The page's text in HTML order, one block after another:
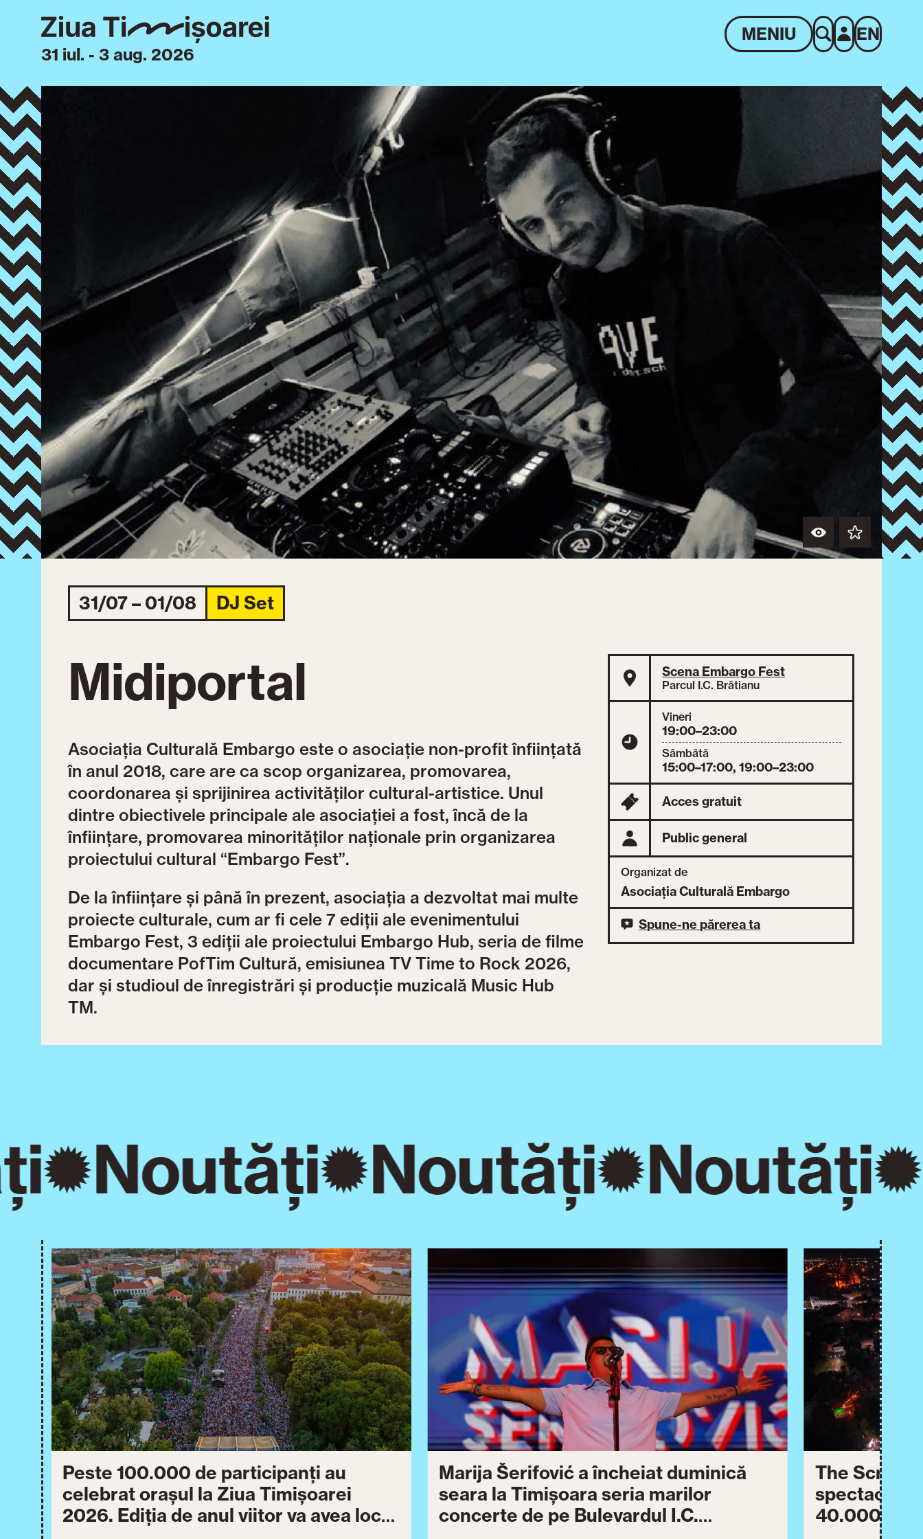
31 iul. - 3 aug. 2026
MENIU EN
31/07 – 01/08 DJ Set
Midiportal
Asociația Culturală Embargo este o asociație non-profit înființată
în anul 2018, care are ca scop organizarea, promovarea,
coordonarea și sprijinirea activităților cultural-artistice. Unul
dintre obiectivele principale ale asociației a fost, încă de la
înființare, promovarea minorităților naționale prin organizarea
proiectului cultural “Embargo Fest”.
De la înființare și până în prezent, asociația a dezvoltat mai multe
proiecte culturale, cum ar fi cele 7 ediții ale evenimentului
Embargo Fest, 3 ediții ale proiectului Embargo Hub, seria de filme
documentare PofTim Cultură, emisiunea TV Time to Rock 2026,
dar și studioul de înregistrări și producție muzicală Music Hub
TM.
Scena Embargo Fest
Parcul I.C. Brătianu
Vineri
19:00–23:00
Sâmbătă
15:00–17:00, 19:00–23:00
Acces gratuit
Public general
Organizat de
Asociația Culturală Embargo
Spune-ne părerea ta
Noutăți Noutăți Noutăți
Peste 100.000 de participanți au
celebrat orașul la Ziua Timișoarei
2026. Ediția de anul viitor va avea loc
Marija Šerifović a încheiat duminică
seara la Timișoara seria marilor
concerte de pe Bulevardul I.C.
The Script
40.000 de